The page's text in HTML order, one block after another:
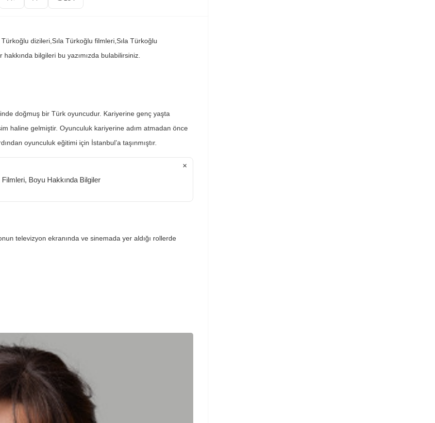
dizileri,Sıla Türkoğlu filmleri,Sıla Türkoğlu
bilgileri bu yazımızda bulabilirsiniz.
doğmuş bir Türk oyuncudur. Kariyerine genç yaşta
haline gelmiştir. Oyunculuk kariyerine adım atmadan önce
oyunculuk eğitimi için İstanbul’a taşınmıştır.
Boyu Hakkında Bilgiler
×
televizyon ekranında ve sinemada yer aldığı rollerde